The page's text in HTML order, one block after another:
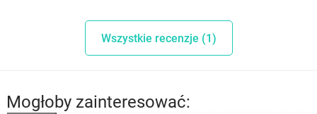
Wszystkie recenzje (1)
Mogłoby zainteresować: